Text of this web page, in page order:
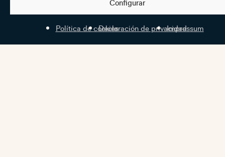
Configurar
Política de cookiesDeclaración de privacidad
Impressum